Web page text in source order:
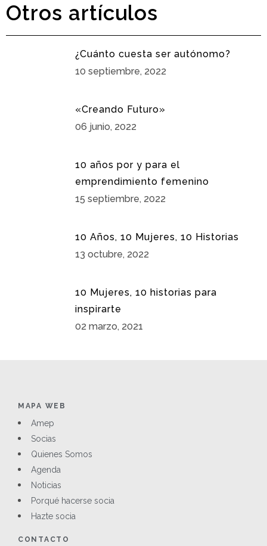
Otros artículos
¿Cuánto cuesta ser autónomo?
10 septiembre, 2022
«Creando Futuro»
06 junio, 2022
10 años por y para el
emprendimiento femenino
15 septiembre, 2022
10 Años, 10 Mujeres, 10 Historias
13 octubre, 2022
10 Mujeres, 10 historias para
inspirarte
02 marzo, 2021
MAPA WEB
Amep
Socias
Quienes Somos
Agenda
Noticias
Porqué hacerse socia
Hazte socia
CONTACTO